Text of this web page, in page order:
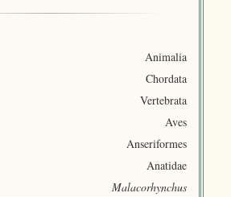
Animalia
Chordata
Vertebrata
Aves
Anseriformes
Anatidae
Malacorhynchus